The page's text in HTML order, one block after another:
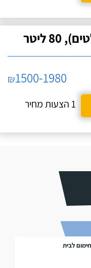
ליטר
₪1500-1980
1 הצעות מחיר
לבית